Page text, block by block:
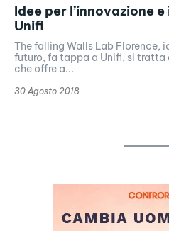
Idee per l’innovazione
Unifi
The falling Walls Lab Florence,
futuro, fa tappa a Unifi, si tratta
che offre a...
30 Agosto 2018